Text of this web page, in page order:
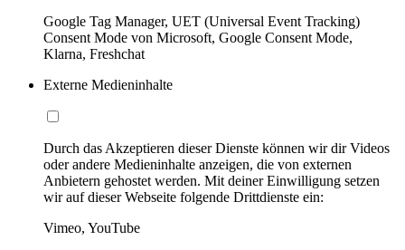
Google Tag Manager, UET (Universal Event Tracking)
Consent Mode von Microsoft, Google Consent Mode,
Klarna, Freshchat
Externe Medieninhalte
Durch das Akzeptieren dieser Dienste können wir dir Videos
oder andere Medieninhalte anzeigen, die von externen
Anbietern gehostet werden. Mit deiner Einwilligung setzen
wir auf dieser Webseite folgende Drittdienste ein:
Vimeo, YouTube